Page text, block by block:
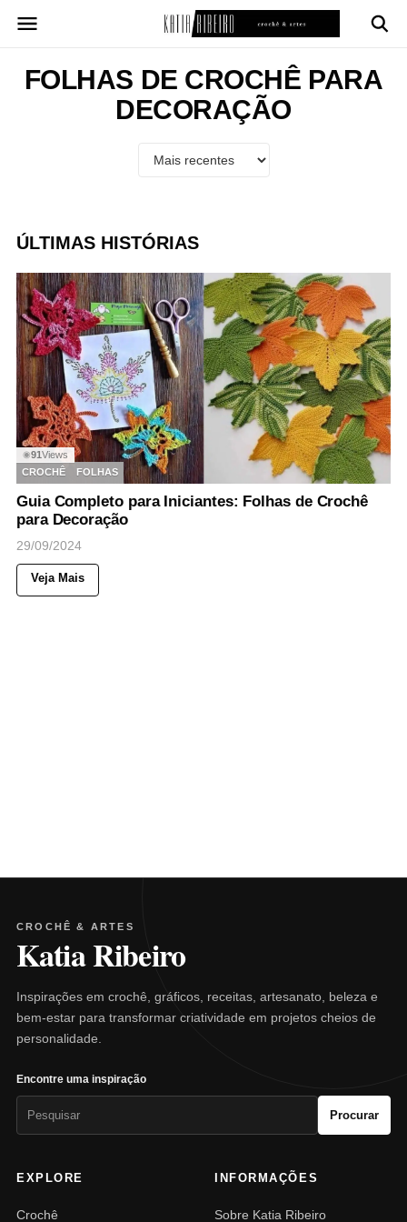
para
conteúdo
FOLHAS DE CROCHÊ PARA
DECORAÇÃO
ÚLTIMAS HISTÓRIAS
◉91Views
CROCHÊ
FOLHAS
Guia Completo para Iniciantes: Folhas de Crochê
para Decoração
29/09/2024
Veja Mais
CROCHÊ & ARTES
Katia Ribeiro
Inspirações em crochê, gráficos, receitas, artesanato, beleza e
bem-estar para transformar criatividade em projetos cheios de
personalidade.
Encontre uma inspiração
Procurar
EXPLORE
Crochê
INFORMAÇÕES
Sobre Katia Ribeiro